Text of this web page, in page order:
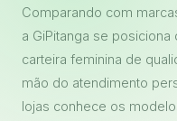
Comparando com
a GiPitanga se
carteira feminina de
mão do atendimento
lojas conhece os